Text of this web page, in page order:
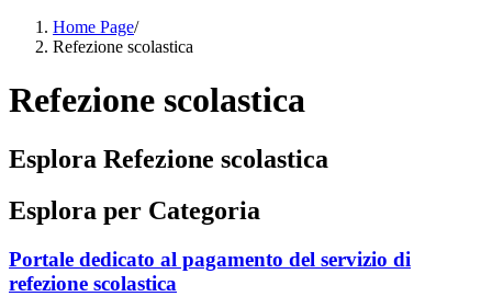
Home Page/
Refezione scolastica
Refezione scolastica
Esplora Refezione scolastica
Esplora per Categoria
Portale dedicato al pagamento del servizio di
refezione scolastica